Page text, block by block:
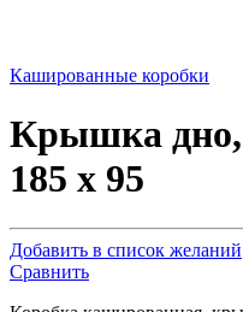
Кашированные коробки
Крышка дно,
185 х 95
Добавить в список желаний
Сравнить